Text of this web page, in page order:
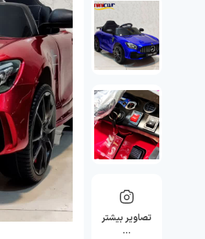
تصاویر بیشتر
…